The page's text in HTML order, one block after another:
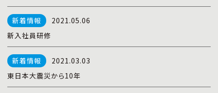
2021.05.06
新入社員研修
2021.03.03
東日本大震災から10年